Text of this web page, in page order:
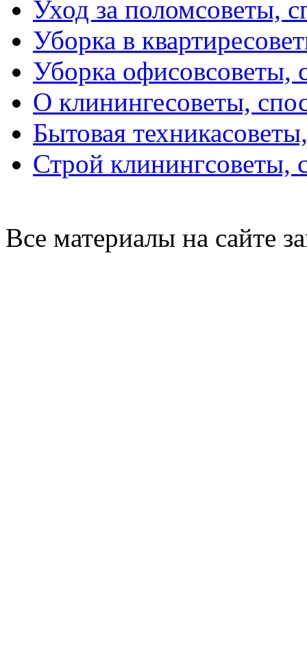
Уход за поломсоветы,
Уборка в квартире
Уборка офисовсоветы,
О клинингесоветы,
Бытовая техника
Строй клинингсоветы,
Все материалы на сайте